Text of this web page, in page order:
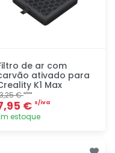
de ar com
ativado para
K1 Max
€s/iva
€ s/iva
estoque